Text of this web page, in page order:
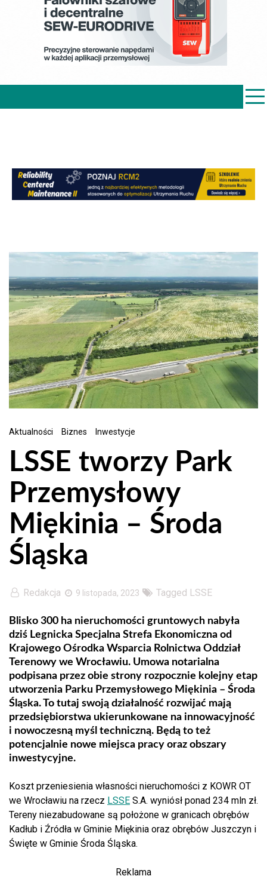
PRZEMYSŁ
Aktualności Biznes Inwestycje
LSSE tworzy Park
Przemysłowy
Miękinia – Środa
Śląska
Redakcja 9 listopada, 2023 Tagged LSSE
Blisko 300 ha nieruchomości gruntowych nabyła
dziś Legnicka Specjalna Strefa Ekonomiczna od
Krajowego Ośrodka Wsparcia Rolnictwa Oddział
Terenowy we Wrocławiu. Umowa notarialna
podpisana przez obie strony rozpocznie kolejny etap
utworzenia Parku Przemysłowego Miękinia – Środa
Śląska. To tutaj swoją działalność rozwijać mają
przedsiębiorstwa ukierunkowane na innowacyjność
i nowoczesną myśl techniczną. Będą to też
potencjalnie nowe miejsca pracy oraz obszary
inwestycyjne.
Koszt przeniesienia własności nieruchomości z KOWR OT
we Wrocławiu na rzecz LSSE S.A. wyniósł ponad 234 mln zł.
Tereny niezabudowane są położone w granicach obrębów
Kadłub i Źródła w Gminie Miękinia oraz obrębów Juszczyn i
Święte w Gminie Środa Śląska.
Reklama